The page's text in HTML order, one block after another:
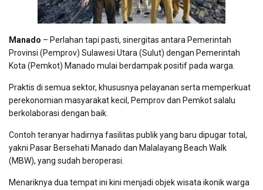
Manado – Perlahan tapi pasti, sinergitas antara Pemerintah
Provinsi (Pemprov) Sulawesi Utara (Sulut) dengan Pemerintah
Kota (Pemkot) Manado mulai berdampak positif pada warga.
Praktis di semua sektor, khususnya pelayanan serta memperkuat
perekonomian masyarakat kecil, Pemprov dan Pemkot salalu
berkolaborasi dengan baik.
Contoh teranyar hadirnya fasilitas publik yang baru dipugar total,
yakni Pasar Bersehati Manado dan Malalayang Beach Walk
(MBW), yang sudah beroperasi.
Menariknya dua tempat ini kini menjadi objek wisata ikonik warga